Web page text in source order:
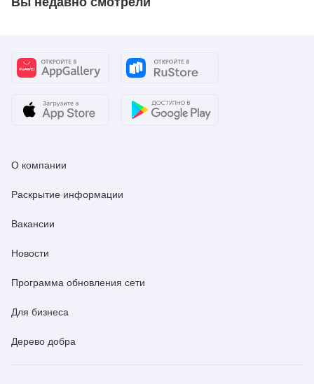
О компании
Раскрытие информации
Вакансии
Новости
Программа обновления сети
Для бизнеса
Дерево добра